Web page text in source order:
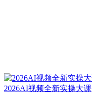
2026AI视频全新实操大课